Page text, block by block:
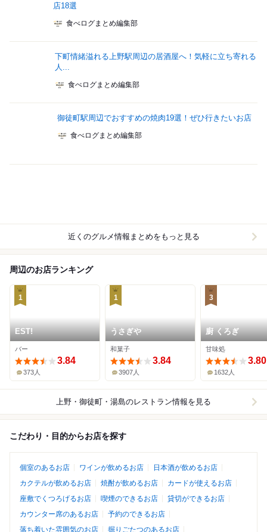
店18選
食べログまとめ編集部
下町情緒溢れる上野駅周辺の居酒屋へ！気軽に立ち寄れる
人...
食べログまとめ編集部
御徒町駅周辺でおすすめの焼肉19選！ぜひ行きたいお店
食べログまとめ編集部
近くのグルメ情報まとめをもっと見る
周辺のお店ランキング
1
EST!
バー
3.84
373人
1
うさぎや
和菓子
3.84
3907人
3
廚 くろぎ
甘味処
3.80
1632人
上野・御徒町・湯島のレストラン情報を見る
こだわり・目的からお店を探す
個室のあるお店 ワインが飲めるお店
日本酒が飲めるお店
カクテルが飲めるお店
焼酎が飲めるお店
カードが使えるお店
座敷でくつろげるお店
喫煙のできるお店
貸切ができるお店
カウンター席のあるお店
予約のできるお店
落ち着いた雰囲気のお店
掘りごたつのあるお店